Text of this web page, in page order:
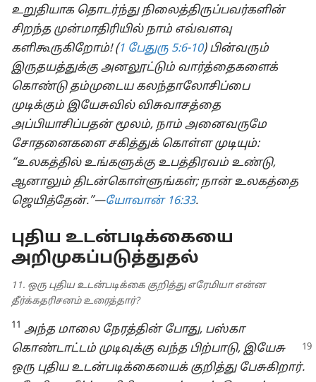
உறுதியாக தொடர்ந்து நிலைத்திருப்பவர்களின்
சிறந்த முன்மாதிரியில் நாம் எவ்வளவு
களிகூருகிறோம்! (1 பேதுரு 5:6-10) பின்வரும்
இருதயத்துக்கு அனலூட்டும் வார்த்தைகளைக்
கொண்டு தம்முடைய கலந்தாலோசிப்பை
முடிக்கும் இயேசுவில் விசுவாசத்தை
அப்பியாசிப்பதன் மூலம், நாம் அனைவருமே
சோதனைகளை சகித்துக் கொள்ள முடியும்:
“உலகத்தில் உங்களுக்கு உபத்திரவம் உண்டு,
ஆனாலும் திடன்கொள்ளுங்கள்; நான் உலகத்தை
ஜெயித்தேன்.”—யோவான் 16:33.
புதிய உடன்படிக்கையை
அறிமுகப்படுத்துதல்
11. ஒரு புதிய உடன்படிக்கை குறித்து எரேமியா என்ன
தீர்க்கதரிசனம் உரைத்தார்?
11 அந்த மாலை நேரத்தின் போது, பஸ்கா
கொண்டாட்டம் முடிவுக்கு வந்த பிற்பாடு, இயேசு
ஒரு புதிய உடன்படிக்கையைக் குறித்து பேசுகிறார்.